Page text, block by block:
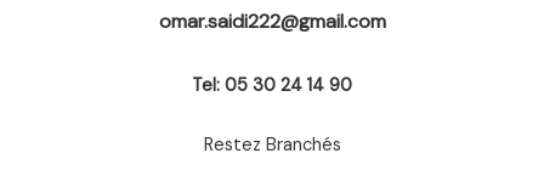
omar.saidi222@gmail.com
Tel: 05 30 24 14 90
Restez Branchés